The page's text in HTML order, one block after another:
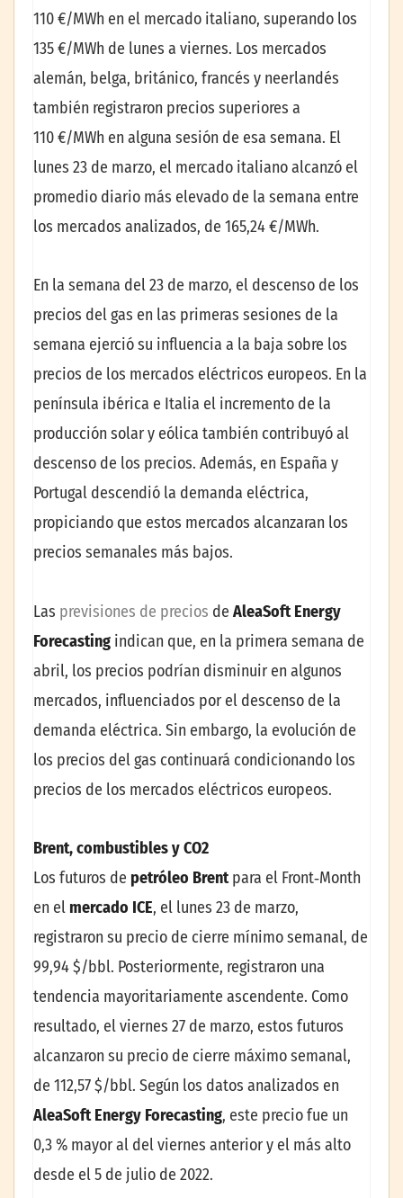
110 €/MWh en el mercado italiano, superando los
135 €/MWh de lunes a viernes. Los mercados
alemán, belga, británico, francés y neerlandés
también registraron precios superiores a
110 €/MWh en alguna sesión de esa semana. El
lunes 23 de marzo, el mercado italiano alcanzó el
promedio diario más elevado de la semana entre
los mercados analizados, de 165,24 €/MWh.
En la semana del 23 de marzo, el descenso de los
precios del gas en las primeras sesiones de la
semana ejerció su influencia a la baja sobre los
precios de los mercados eléctricos europeos. En la
península ibérica e Italia el incremento de la
producción solar y eólica también contribuyó al
descenso de los precios. Además, en España y
Portugal descendió la demanda eléctrica,
propiciando que estos mercados alcanzaran los
precios semanales más bajos.
Las previsiones de precios de AleaSoft Energy
Forecasting indican que, en la primera semana de
abril, los precios podrían disminuir en algunos
mercados, influenciados por el descenso de la
demanda eléctrica. Sin embargo, la evolución de
los precios del gas continuará condicionando los
precios de los mercados eléctricos europeos.
Brent, combustibles y CO2
Los futuros de petróleo Brentpara el Front‑Month
en el mercado ICE, el lunes 23 de marzo,
registraron su precio de cierre mínimo semanal, de
99,94 $/bbl. Posteriormente, registraron una
tendencia mayoritariamente ascendente. Como
resultado, el viernes 27 de marzo, estos futuros
alcanzaron su precio de cierre máximo semanal,
de 112,57 $/bbl. Según los datos analizados en
AleaSoft Energy Forecasting, este precio fue un
0,3 % mayor al del viernes anterior y el más alto
desde el 5 de julio de 2022.